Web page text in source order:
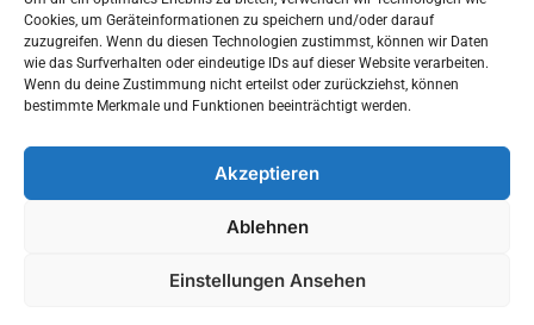
Cookies, um Geräteinformationen zu speichern und/oder darauf
zuzugreifen. Wenn du diesen Technologien zustimmst, können wir Daten
wie das Surfverhalten oder eindeutige IDs auf dieser Website verarbeiten.
Wenn du deine Zustimmung nicht erteilst oder zurückziehst, können
bestimmte Merkmale und Funktionen beeinträchtigt werden.
Akzeptieren
Ablehnen
Einstellungen Ansehen
+49 - (0)8546 - 97 39 0
info@provitec.de
www.provitec.com
Copyright © 2026 PROVITEC Trinkwassersysteme e.K | Alle
Rechte vorbehalten |Impressum